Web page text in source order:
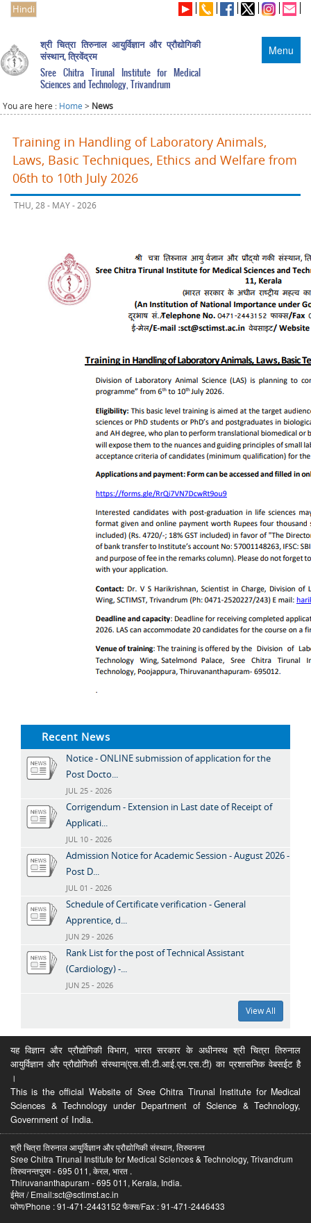
Hindi
Menu
श्री चित्रा तिरुनाल आयुर्विज्ञान और प्रौद्योगिकी
संस्थान, त्रिवेंद्रम
Sree Chitra Tirunal Institute for Medical
Sciences and Technology, Trivandrum
You are here : Home > News
Training in Handling of Laboratory Animals,
Laws, Basic Techniques, Ethics and Welfare from
06th to 10th July 2026
THU, 28 - MAY - 2026
Recent News
Notice - ONLINE submission of application for the
Post Docto...
JUL 25 - 2026
Corrigendum - Extension in Last date of Receipt of
Applicati...
JUL 10 - 2026
Admission Notice for Academic Session - August 2026 -
Post D...
JUL 01 - 2026
Schedule of Certificate verification - General
Apprentice, d...
JUN 29 - 2026
Rank List for the post of Technical Assistant
(Cardiology) -...
JUN 25 - 2026
View All
यह विज्ञान और प्रौद्योगिकी विभाग, भारत सरकार के अधीनस्थ श्री चित्रा तिरुनाल
आयुर्विज्ञान और प्रौद्योगिकी संस्थान(एस.सी.टी.आई.एम.एस.टी) का प्रशासनिक वेबसईट है
।
This is the official Website of Sree Chitra Tirunal Institute for Medical
Sciences & Technology under Department of Science & Technology,
Government of India.
श्री चित्रा तिरुनाल आयुर्विज्ञान और प्रौद्योगिकी संस्थान, तिरुवनन्त
Sree Chitra Tirunal Institute for Medical Sciences & Technology, Trivandrum
तिरुवनन्तपुरम - 695 011, केरल, भारत .
Thiruvananthapuram - 695 011, Kerala, India.
ईमेल / Email:sct@sctimst.ac.in
फोण/Phone : 91-471-2443152 फैक्स/Fax : 91-471-2446433